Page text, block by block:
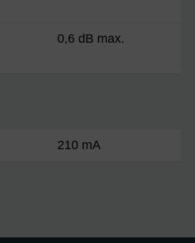
0,6 dB max.
210 mA